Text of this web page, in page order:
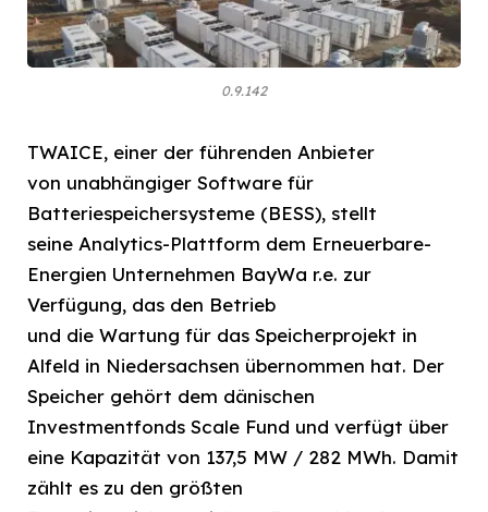
0.9.142
TWAICE, einer der führenden Anbieter
von unabhängiger Software für
Batteriespeichersysteme (BESS), stellt
seine Analytics-Plattform dem Erneuerbare-
Energien Unternehmen BayWa r.e. zur
Verfügung, das den Betrieb
und die Wartung für das Speicherprojekt in
Alfeld in Niedersachsen übernommen hat. Der
Speicher gehört dem dänischen
Investmentfonds Scale Fund und verfügt über
eine Kapazität von 137,5 MW / 282 MWh. Damit
zählt es zu den größten